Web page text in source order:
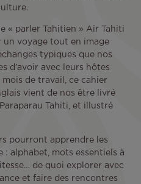
« parler Tahitien » Air Tahiti
un voyage tout en image
typiques que nos
d’avoir avec leurs hôtes
de travail, ce cahier
vient de nos être livré
Tahiti, et illustré
pourront apprendre les
: alphabet, mots essentiels à
de quoi explorer avec
et faire des rencontres